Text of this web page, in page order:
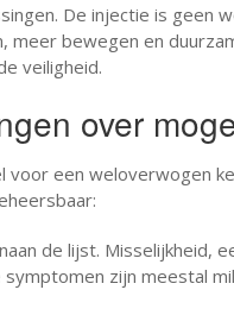
De injectie is geen
meer bewegen en
veiligheid.
over
voor een weloverwogen
de lijst. Misselijkheid,
zijn meestal